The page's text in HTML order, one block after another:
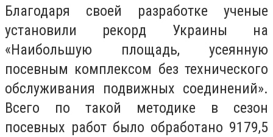
Благодаря своей разработке ученые
установили рекорд Украины на
«Наибольшую площадь, усеянную
посевным комплексом без технического
обслуживания подвижных соединений».
Всего по такой методике в сезон
посевных работ было обработано 9179,5